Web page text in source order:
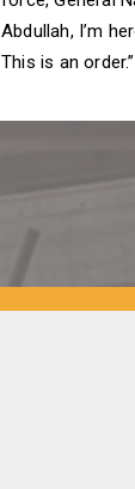
Abdullah, I’m
This is an order.”